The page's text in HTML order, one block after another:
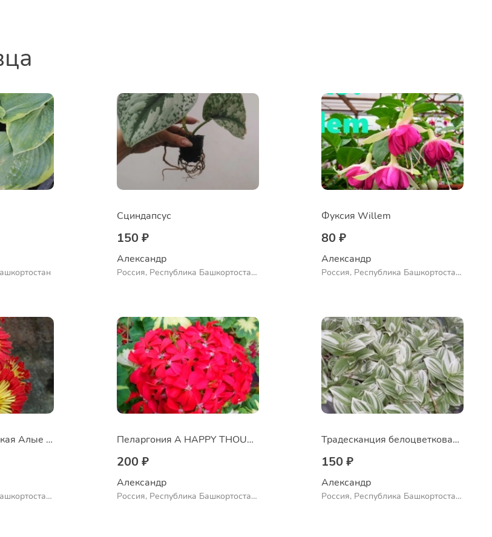
Сциндапсус
150 ₽
Александр
Россия, Республика Башкортостан,
Фуксия Willem
80 ₽
Александр
Россия, Республика Башкортостан,
Хризантема корейская Алые паруса Пеларгония A HAPPY THOUGHT RED
200 ₽
Александр
Россия, Республика Башкортостан,
Традесканция белоцветковая сорт "Albovittata"
150 ₽
Александр
Россия, Республика Башкортостан,